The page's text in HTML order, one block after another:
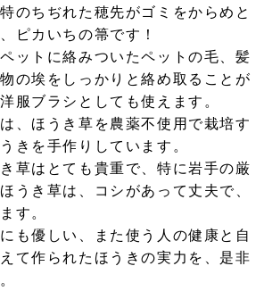
のちぢれた穂先がゴミをからめと
ピカいちの箒です！
ットに絡みついたペットの毛、髪
の埃をしっかりと絡め取ることが
服ブラシとしても使えます。
、ほうき草を農薬不使用で栽培す
きを手作りしています。
草はとても貴重で、特に岩手の厳
うき草は、コシがあって丈夫で、
す。
も優しい、また使う人の健康と自
て作られたほうきの実力を、是非